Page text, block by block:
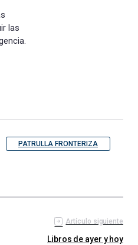
las
PATRULLA FRONTERIZA
Artículo siguiente
Libros de ayer y hoy